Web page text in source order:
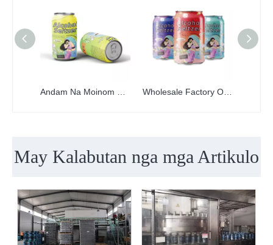
May Kalabutan nga mga Artikulo